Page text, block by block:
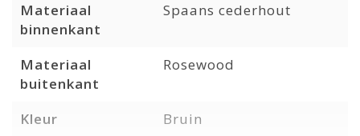
Materiaal
binnenkant
Spaans cederhout
Materiaal
buitenkant
Rosewood
Kleur
Bruin